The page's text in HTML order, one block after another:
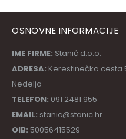
OSNOVNE INFORMACIJE
IME FIRME: Stanić d.o.o.
ADRESA: Kerestinečka cesta
Nedelja
TELEFON: 091 2481 955
EMAIL: stanic@stanic.hr
OIB: 50056415529